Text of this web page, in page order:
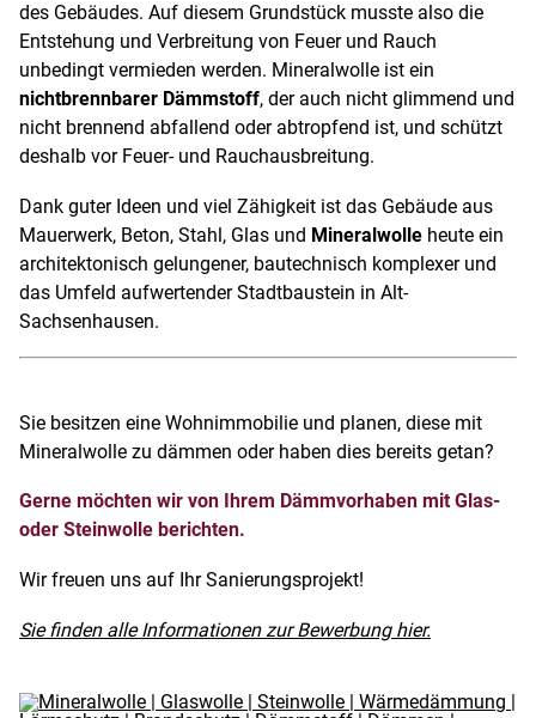
des Gebäudes. Auf diesem Grundstück musste also die
Entstehung und Verbreitung von Feuer und Rauch
unbedingt vermieden werden. Mineralwolle ist ein
nichtbrennbarer Dämmstoff, der auch nicht glimmend und
nicht brennend abfallend oder abtropfend ist, und schützt
deshalb vor Feuer- und Rauchausbreitung.
Dank guter Ideen und viel Zähigkeit ist das Gebäude aus
Mauerwerk, Beton, Stahl, Glas und Mineralwolle heute ein
architektonisch gelungener, bautechnisch komplexer und
das Umfeld aufwertender Stadtbaustein in Alt-
Sachsenhausen.
Sie besitzen eine Wohnimmobilie und planen, diese mit
Mineralwolle zu dämmen oder haben dies bereits getan?
Gerne möchten wir von Ihrem Dämmvorhaben mit Glas-
oder Steinwolle berichten.
Wir freuen uns auf Ihr Sanierungsprojekt!
Sie finden alle Informationen zur Bewerbung hier.